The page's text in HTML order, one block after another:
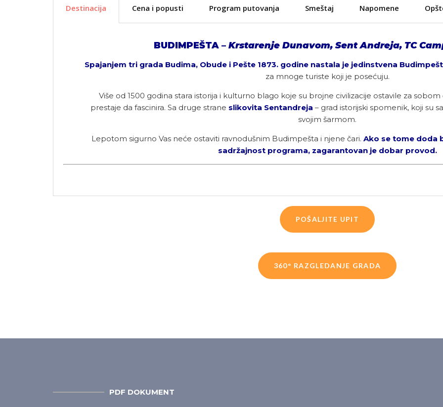
Destinacija Cena i popusti Program putovanja Smeštaj Napomene
BUDIMPEŠTA – Krstarenje Dunavom, Sent Andreja, TC
Spajanjem tri grada Budima, Obude i Pešte 1873. godine nastala je jedinstvena
za mnoge turiste koji je posećuju.
Više od 1500 godina stara istorija i kulturno blago koje su brojne civilizacije ostavile za
prestaje da fascinira. Sa druge strane slikovita Sentandreja – grad istorijski spomenik, koji su
svojim šarmom.
Lepotom sigurno Vas neće ostaviti ravnodušnim Budimpešta i njene čari. Ako se tome doda
sadržajnost programa, zagarantovan je dobar provod.
POŠALJITE UPIT
360° RAZGLEDANJE GRADA
PDF DOKUMENT